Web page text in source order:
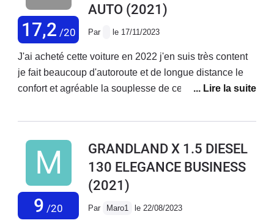
assureur AXA)- 2 black-out total des 13 ordinateurs,
dont un survenu à 110km/h avec perte de direction
assistée, puissance moteur, freinage assisté,... arrêt en
urgence avec risque de collision !- régulièrement le
"Défaut système de traction électrique" réapparait
depuis 3 ans bloquant parfois le véhicule : pas de
diverses.- Actuellement, mode électrique indisponible
thermique (selon notice fabricant - huile possiblement
diluée dans l'essence).- OPEL France contacté à
plusieurs reprises, médiation rejetée par OPEL, tous
ces défauts sont niés et jetés aux oubliettes par
STELLANTIS. Il faut juste payer des diagnostics sans
17,2 /20
AUTO (2021)
Par le 17/11/2023
J'ai acheté cette voiture en 2022 j'en suis très content
je fait beaucoup d'autoroute et de longue distance le
confort et agréable la souplesse de ce véhicule et
énorme 5 litre2 au 100 kilomètres sur autoroute
voiture
9 /20
GRANDLAND X 1.5 DIESEL
130 ELEGANCE BUSINESS
(2021)
Par Maro1 le 22/08/2023